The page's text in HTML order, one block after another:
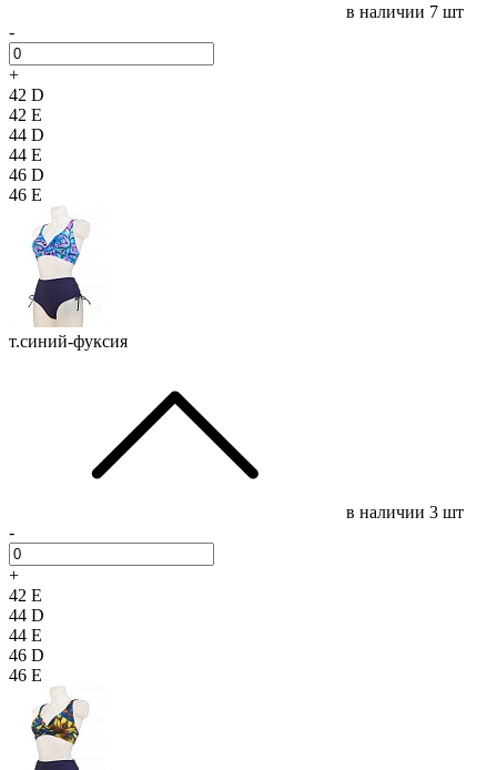
в наличии 7 шт
-
+
42 D
42 E
44 D
44 E
46 D
46 E
т.синий-фуксия
в наличии 3 шт
-
+
42 E
44 D
44 E
46 D
46 E